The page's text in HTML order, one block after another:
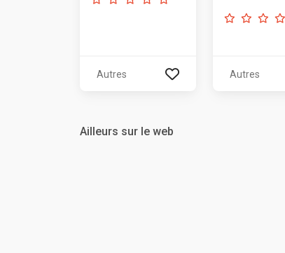
Autres Autres
Ailleurs sur le web